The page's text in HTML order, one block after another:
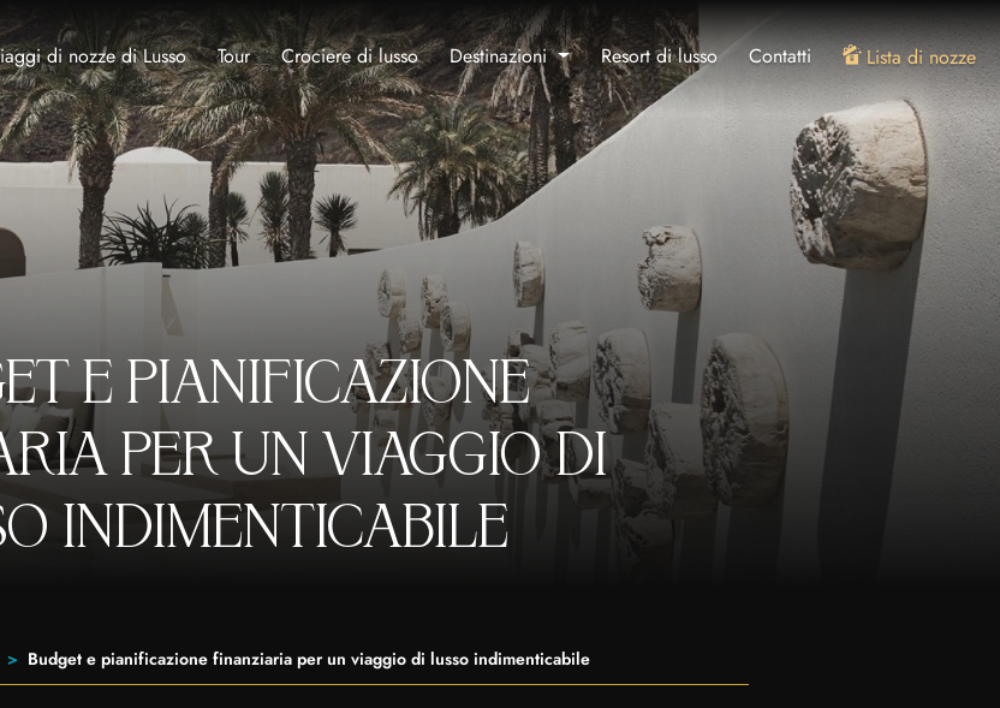
di nozze di Lusso Tour Crociere di lusso Destinazioni Resort di lusso Contatti Lista di nozze
E PIANIFICAZIONE
PER UN VIAGGIO DI
INDIMENTICABILE
Budget e pianificazione finanziaria per un viaggio di lusso indimenticabile